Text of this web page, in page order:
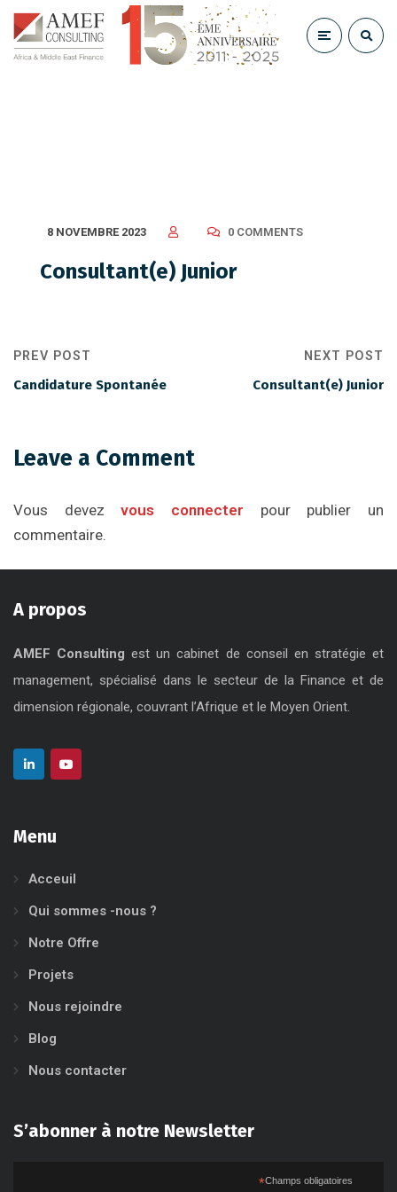
8 NOVEMBRE 2023 0 COMMENTS
Consultant(e) Junior
PREV POST
Candidature Spontanée
NEXT POST
Consultant(e) Junior
Leave a Comment
Vous devezvous connecter pour publier un
commentaire.
A propos
AMEF Consulting est un cabinet de conseil en stratégie et
management, spécialisé dans le secteur de la Finance et de
dimension régionale, couvrant l’Afrique et le Moyen Orient.
Menu
Acceuil
Qui sommes -nous ?
Notre Offre
Projets
Nous rejoindre
Blog
Nous contacter
S’abonner à notre Newsletter
*Champs obligatoires